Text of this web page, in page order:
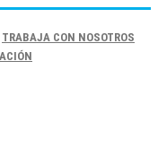
TRABAJA CON NOSOTROS